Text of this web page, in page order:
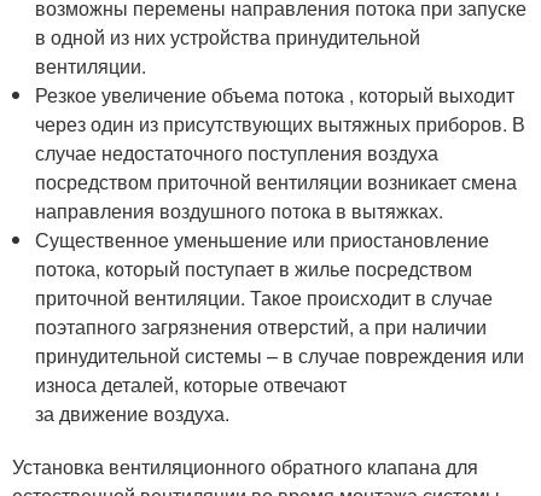
возможны перемены направления потока при запуске
в одной из них устройства принудительной
вентиляции.
Резкое увеличение объема потока , который выходит
через один из присутствующих вытяжных приборов. В
случае недостаточного поступления воздуха
посредством приточной вентиляции возникает смена
направления воздушного потока в вытяжках.
Существенное уменьшение или приостановление
потока, который поступает в жилье посредством
приточной вентиляции. Такое происходит в случае
поэтапного загрязнения отверстий, а при наличии
принудительной системы – в случае повреждения или
износа деталей, которые отвечают
за движение воздуха.
Установка вентиляционного обратного клапана для